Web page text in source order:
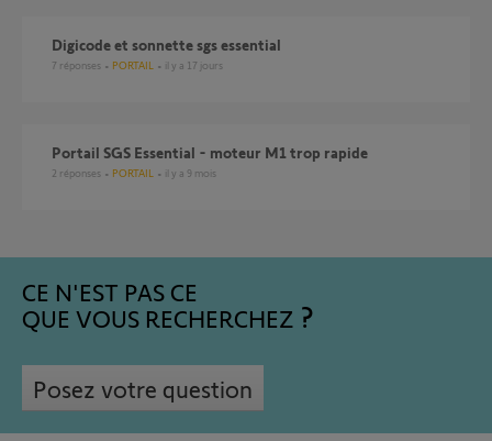
Digicode et sonnette sgs essential
7 réponses PORTAIL il y a 17 jours
portail SGS Essential - moteur M1 trop rapide
2 réponses PORTAIL il y a 9 mois
CE N'EST PAS CE
QUE VOUS RECHERCHEZ
Posez votre question